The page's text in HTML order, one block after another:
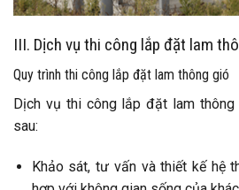
III. Dịch vụ thi công lắp đặt lam
Quy trình thi công lắp đặt lam thông gió
Dịch vụ thi công lắp đặt lam
sau:
Khảo sát, tư vấn và thiết kế hệ